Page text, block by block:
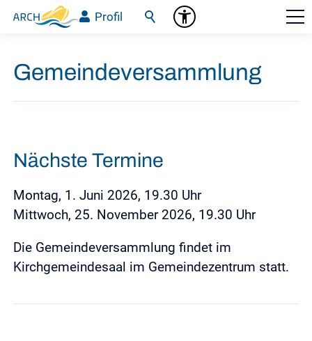
Profil
Gemeindeversammlung
Nächste Termine
Montag, 1. Juni 2026, 19.30 Uhr
Mittwoch, 25. November 2026, 19.30 Uhr
Die Gemeindeversammlung findet im
Kirchgemeindesaal im Gemeindezentrum statt.